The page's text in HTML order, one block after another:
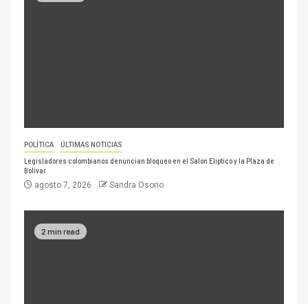
POLÍTICA ÚLTIMAS NOTICIAS
Legisladores colombianos denuncian bloqueo en el Salón Elíptico y la Plaza de
Bolívar
agosto 7, 2026 Sandra Osorio
2 min read